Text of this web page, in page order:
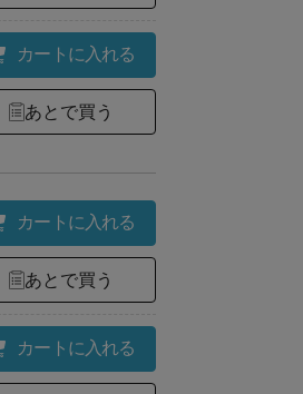
プ
105
32.5
カートに入れる
あとで買う
カートに入れる
あとで買う
カートに入れる